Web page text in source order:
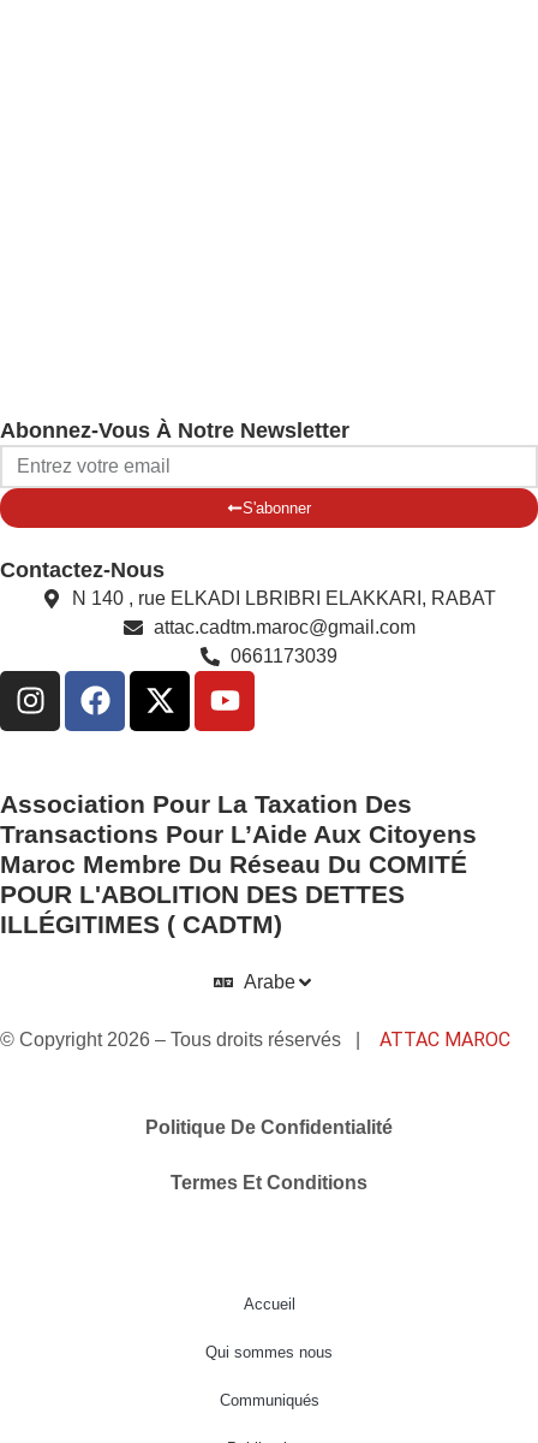
Abonnez-Vous À Notre Newsletter
S'abonner
Contactez-Nous
N 140 , rue ELKADI LBRIBRI ELAKKARI, RABAT
attac.cadtm.maroc@gmail.com
0661173039
Association Pour La Taxation Des
Transactions Pour L’Aide Aux Citoyens
Maroc Membre Du Réseau Du COMITÉ
POUR L'ABOLITION DES DETTES
ILLÉGITIMES ( CADTM)
Arabe
© Copyright 2026 – Tous droits réservés | ATTAC MAROC
Politique De Confidentialité
Termes Et Conditions
Accueil
Qui sommes nous
Communiqués